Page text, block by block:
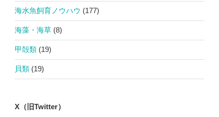
海水魚飼育ノウハウ (177)
海藻・海草 (8)
甲殻類 (19)
貝類 (19)
X（旧Twitter）